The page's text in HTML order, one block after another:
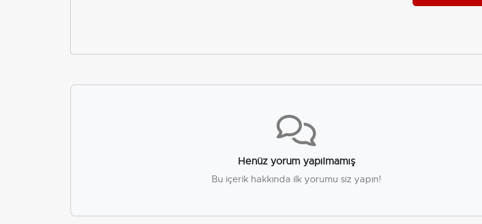
Henüz yorum yapılmamış
Bu içerik hakkında ilk yorumu siz yapın!